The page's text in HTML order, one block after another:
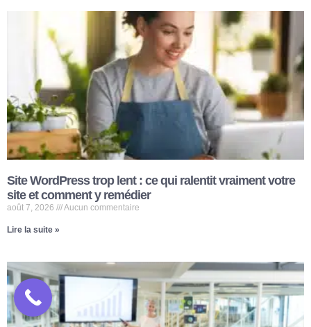
Site WordPress trop lent : ce qui ralentit vraiment votre
site et comment y remédier
août 7, 2026 Aucun commentaire
Lire la suite »